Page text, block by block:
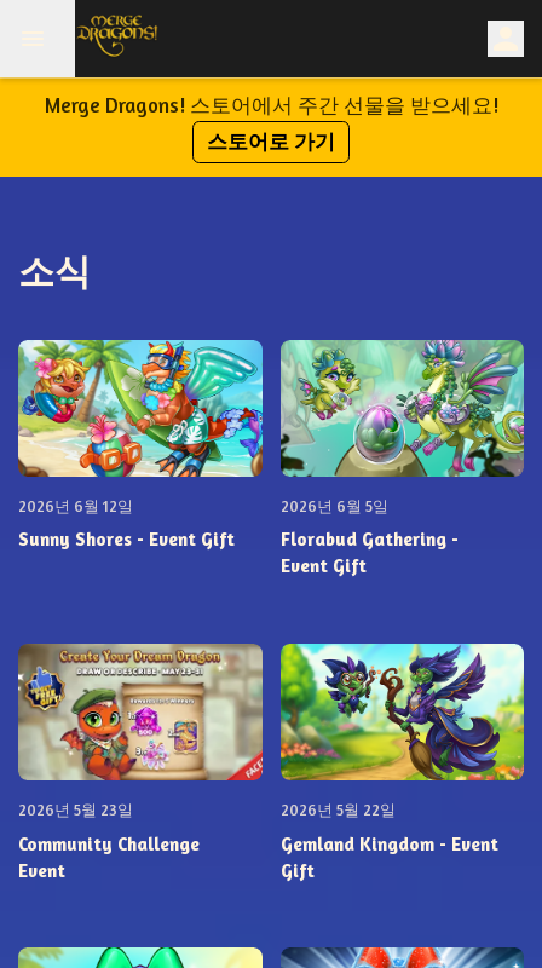
Merge Dragons! 스토어에서 주간 선물을 받으세요!
스토어로 가기
소식
2026년 6월 12일
Sunny Shores - Event Gift
2026년 6월 5일
Florabud Gathering -
Event Gift
2026년 5월 23일
Community Challenge
Event
2026년 5월 22일
Gemland Kingdom - Event
Gift